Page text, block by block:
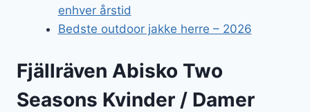
enhver årstid
Bedste outdoor jakke herre – 2026
Fjällräven Abisko Two
Seasons Kvinder / Damer